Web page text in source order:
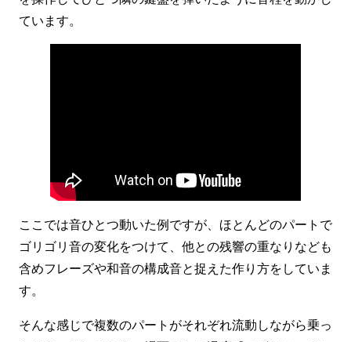
ています。
ここでは音ひとつ動いた例ですが、ほとんどのパートで
ゴリゴリ音の変化をつけて、他との残響の重なりなども
含めフレーズや和音の構成音と捉えた作り方をしていま
す。
そんな感じで複数のパートがそれぞれ流動しながら乗っ